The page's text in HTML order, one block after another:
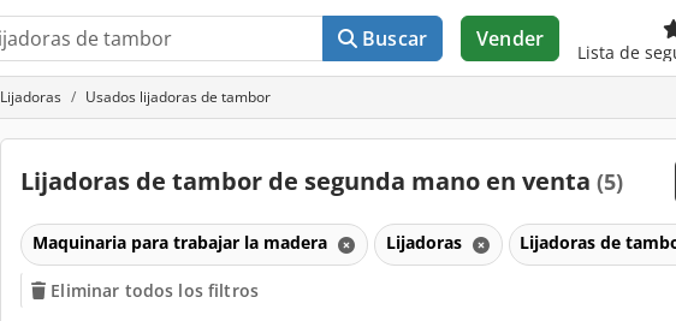
Buscar Vender
Lista de
Lijadoras Usados lijadoras de tambor
Lijadoras de tambor de segunda mano en venta (5)
Maquinaria para trabajar la madera Lijadoras Lijadoras de
Eliminar todos los filtros